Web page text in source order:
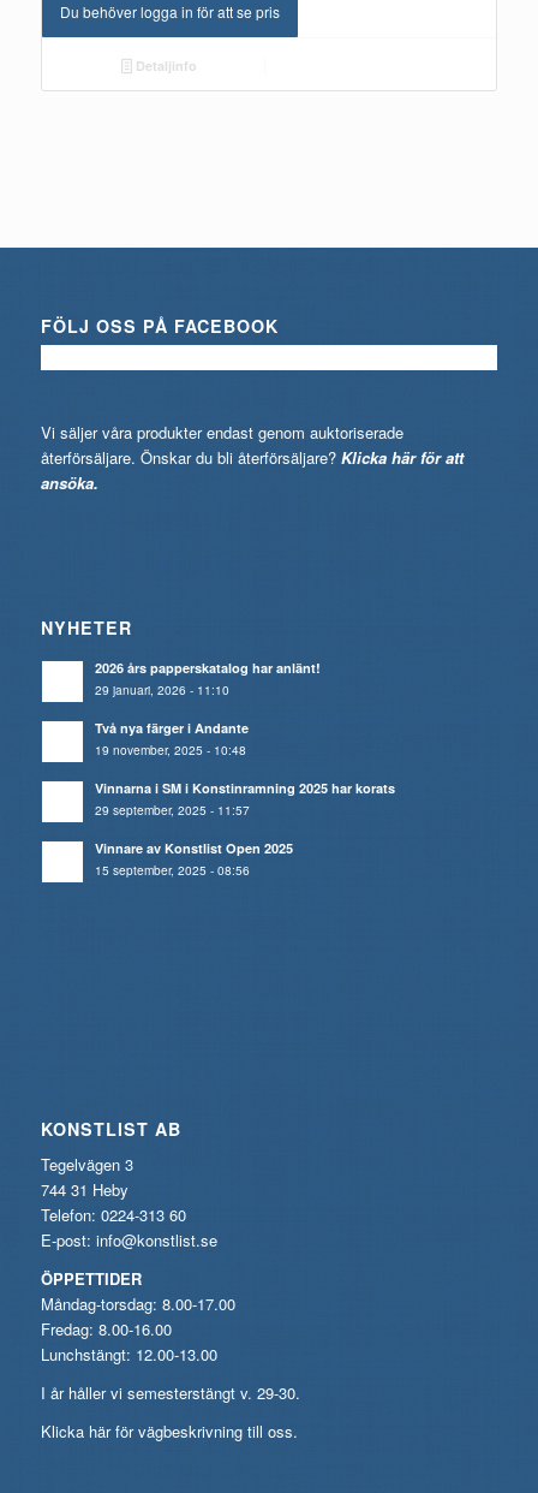
Du behöver logga in för att se pris
Detaljinfo
FÖLJ OSS PÅ FACEBOOK
Vi säljer våra produkter endast genom auktoriserade
återförsäljare. Önskar du bli återförsäljare? Klicka här för att
ansöka.
NYHETER
2026 års papperskatalog har anlänt!
29 januari, 2026 - 11:10
Två nya färger i Andante
19 november, 2025 - 10:48
Vinnarna i SM i Konstinramning 2025 har korats
29 september, 2025 - 11:57
Vinnare av Konstlist Open 2025
15 september, 2025 - 08:56
KONSTLIST AB
Tegelvägen 3
744 31 Heby
Telefon: 0224-313 60
E-post: info@konstlist.se
ÖPPETTIDER
Måndag-torsdag: 8.00-17.00
Fredag: 8.00-16.00
Lunchstängt: 12.00-13.00
I år håller vi semesterstängt v. 29-30.
Klicka här för vägbeskrivning till oss.